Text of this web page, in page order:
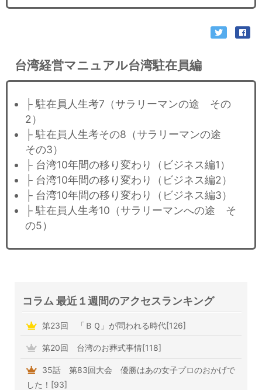
台湾経営マニュアル台湾駐在員編
├ 駐在員人生考7（サラリーマンの途 その
2）
├ 駐在員人生考その8（サラリーマンの途
その3）
├ 台湾10年間の移り変わり（ビジネス編1）
├ 台湾10年間の移り変わり（ビジネス編2）
├ 台湾10年間の移り変わり（ビジネス編3）
├ 駐在員人生考10（サラリーマンへの途 そ
の5）
コラム 最近１週間のアクセスランキング
第23回 「ＢＱ」が問われる時代[126]
第20回 台湾のお葬式事情[118]
35話 第83回大会 優勝はあの女子プロのおかげで
した！[93]